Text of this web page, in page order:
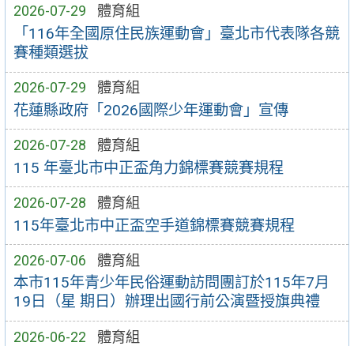
2026-07-29 體育組
「116年全國原住民族運動會」臺北市代表隊各競
賽種類選拔
2026-07-29 體育組
花蓮縣政府「2026國際少年運動會」宣傳
2026-07-28 體育組
115 年臺北市中正盃角力錦標賽競賽規程
2026-07-28 體育組
115年臺北市中正盃空手道錦標賽競賽規程
2026-07-06 體育組
本市115年青少年民俗運動訪問團訂於115年7月
19日（星 期日）辦理出國行前公演暨授旗典禮
2026-06-22 體育組